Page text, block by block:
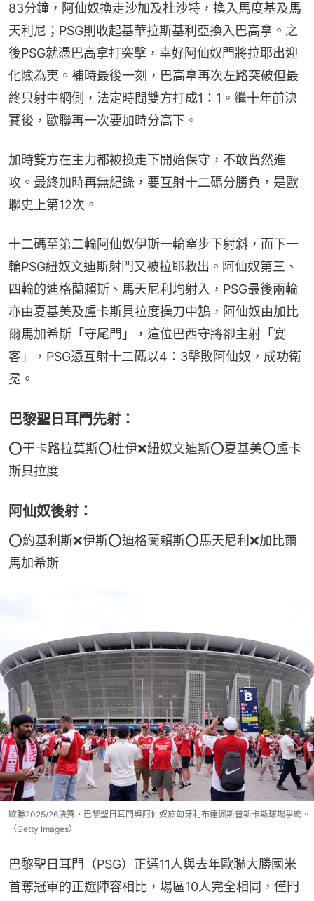
83分鐘，阿仙奴換走沙加及杜沙特，換入馬度基及馬
天利尼；PSG則收起基華拉斯基利亞換入巴高拿。之
後PSG就憑巴高拿打突擊，幸好阿仙奴門將拉耶出迎
化險為夷。補時最後一刻，巴高拿再次左路突破但最
終只射中網側，法定時間雙方打成1：1。繼十年前決
賽後，歐聯再一次要加時分高下。
加時雙方在主力都被換走下開始保守，不敢貿然進
攻。最終加時再無紀錄，要互射十二碼分勝負，是歐
聯史上第12次。
十二碼至第二輪阿仙奴伊斯一輪窒步下射斜，而下一
輪PSG紐奴文迪斯射門又被拉耶救出。阿仙奴第三、
四輪的迪格蘭賴斯、馬天尼利均射入，PSG最後兩輪
亦由夏基美及盧卡斯貝拉度操刀中鵠，阿仙奴由加比
爾馬加希斯「守尾門」，這位巴西守將卻主射「宴
客」，PSG憑互射十二碼以4：3擊敗阿仙奴，成功衛
冕。
巴黎聖日耳門先射：
⭕干卡路拉莫斯⭕杜伊❌紐奴文迪斯⭕夏基美⭕盧卡
斯貝拉度
阿仙奴後射：
⭕約基利斯❌伊斯⭕迪格蘭賴斯⭕馬天尼利❌加比爾
馬加希斯
歐聯2025/26決賽，巴黎聖日耳門與阿仙奴於匈牙利布達佩斯普斯卡斯球場爭霸。
（Getty Images）
巴黎聖日耳門（PSG）正選11人與去年歐聯大勝國米
首奪冠軍的正選陣容相比，場區10人完全相同，僅門